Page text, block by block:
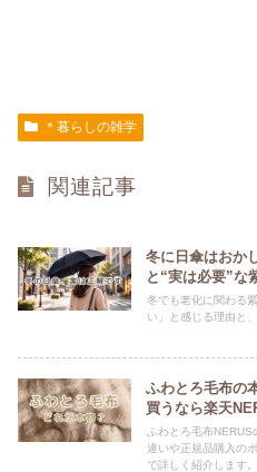
＊暮らしの雑学
関連記事
冬に日傘はおか
と“実は必要”な
冬でも老化に関わる
い」と感じる理由と
ふわとろ毛布の
買うなら楽天
ふわとろ毛布
違いや正規品購入の
で詳しく紹介します。